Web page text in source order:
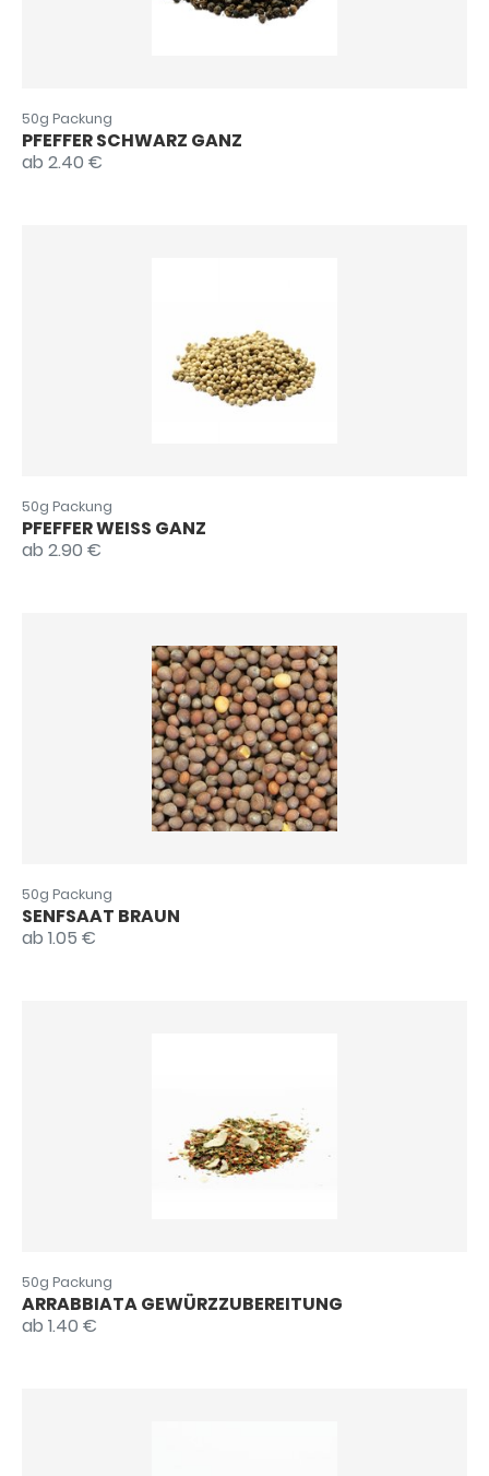
50g Packung
PFEFFER SCHWARZ GANZ
ab 2.40 €
50g Packung
PFEFFER WEISS GANZ
ab 2.90 €
50g Packung
SENFSAAT BRAUN
ab 1.05 €
50g Packung
ARRABBIATA GEWÜRZZUBEREITUNG
ab 1.40 €